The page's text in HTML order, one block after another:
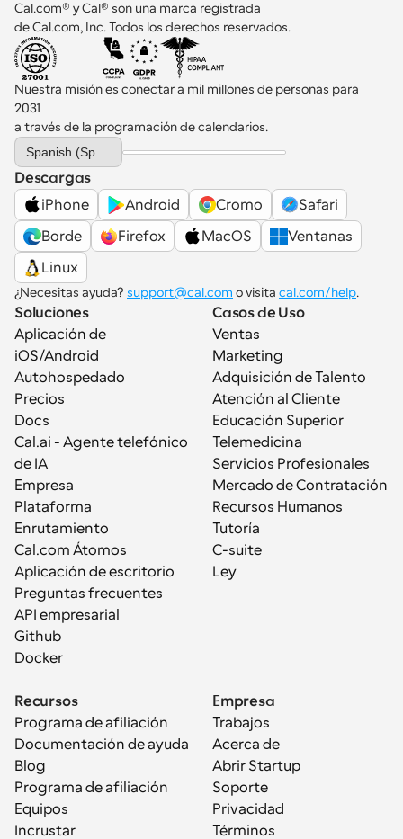
Cal.com® y Cal® son una marca registrada
de Cal.com, Inc. Todos los derechos reservados.
Nuestra misión es conectar a mil millones de personas para
2031
a través de la programación de calendarios.
Select Language
Descargas
iPhone
Android Cromo
Safari
Borde
Firefox MacOS
Ventanas
Linux
¿Necesitas ayuda? support@cal.com o visita cal.com/help.
Soluciones
Aplicación de
iOS/Android
Autohospedado
Precios
Docs
Cal.ai - Agente telefónico
de IA
Empresa
Plataforma
Enrutamiento
Cal.com Átomos
Aplicación de escritorio
Preguntas frecuentes
API empresarial
Github
Docker
Casos de Uso
Ventas
Marketing
Adquisición de Talento
Atención al Cliente
Educación Superior
Telemedicina
Servicios Profesionales
Mercado de Contratación
Recursos Humanos
Tutoría
C-suite
Ley
Recursos
Programa de afiliación
Documentación de ayuda
Blog
Programa de afiliación
Equipos
Incrustar
Empresa
Trabajos
Acerca de
Abrir Startup
Soporte
Privacidad
Términos